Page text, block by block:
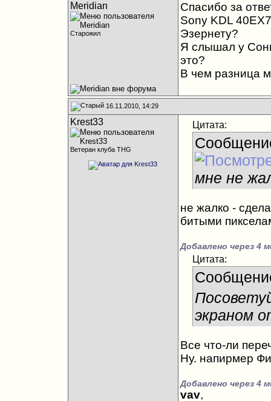
Meridian
Старожил
Спасибо за
Sony KDL
Эзернету?
Я слышал у
это?
В чем разница
16.11.2010, 14:29
Krest33
Ветеран клуба THG
Цитата:
мне не
не жалко -
битыми
Добавлено через 4
Цитата:
экраном
Все что-ли
Ну. напирмер
Добавлено через 4
vav,